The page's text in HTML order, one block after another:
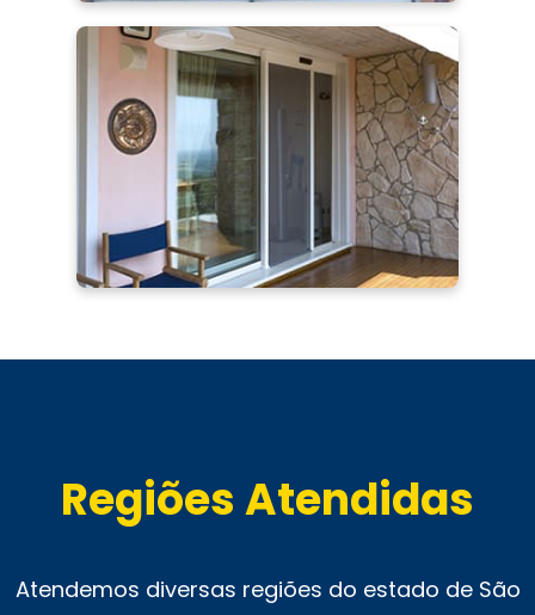
Regiões Atendidas
Atendemos diversas regiões do estado de São